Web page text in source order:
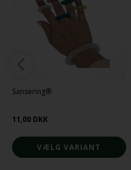
Sansering®
11,00 DKK
VÆLG VARIANT